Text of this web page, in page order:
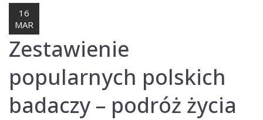
Lost Password
Cadastrar Conta
16
MAR
Zestawienie
popularnych polskich
badaczy – podróż życia